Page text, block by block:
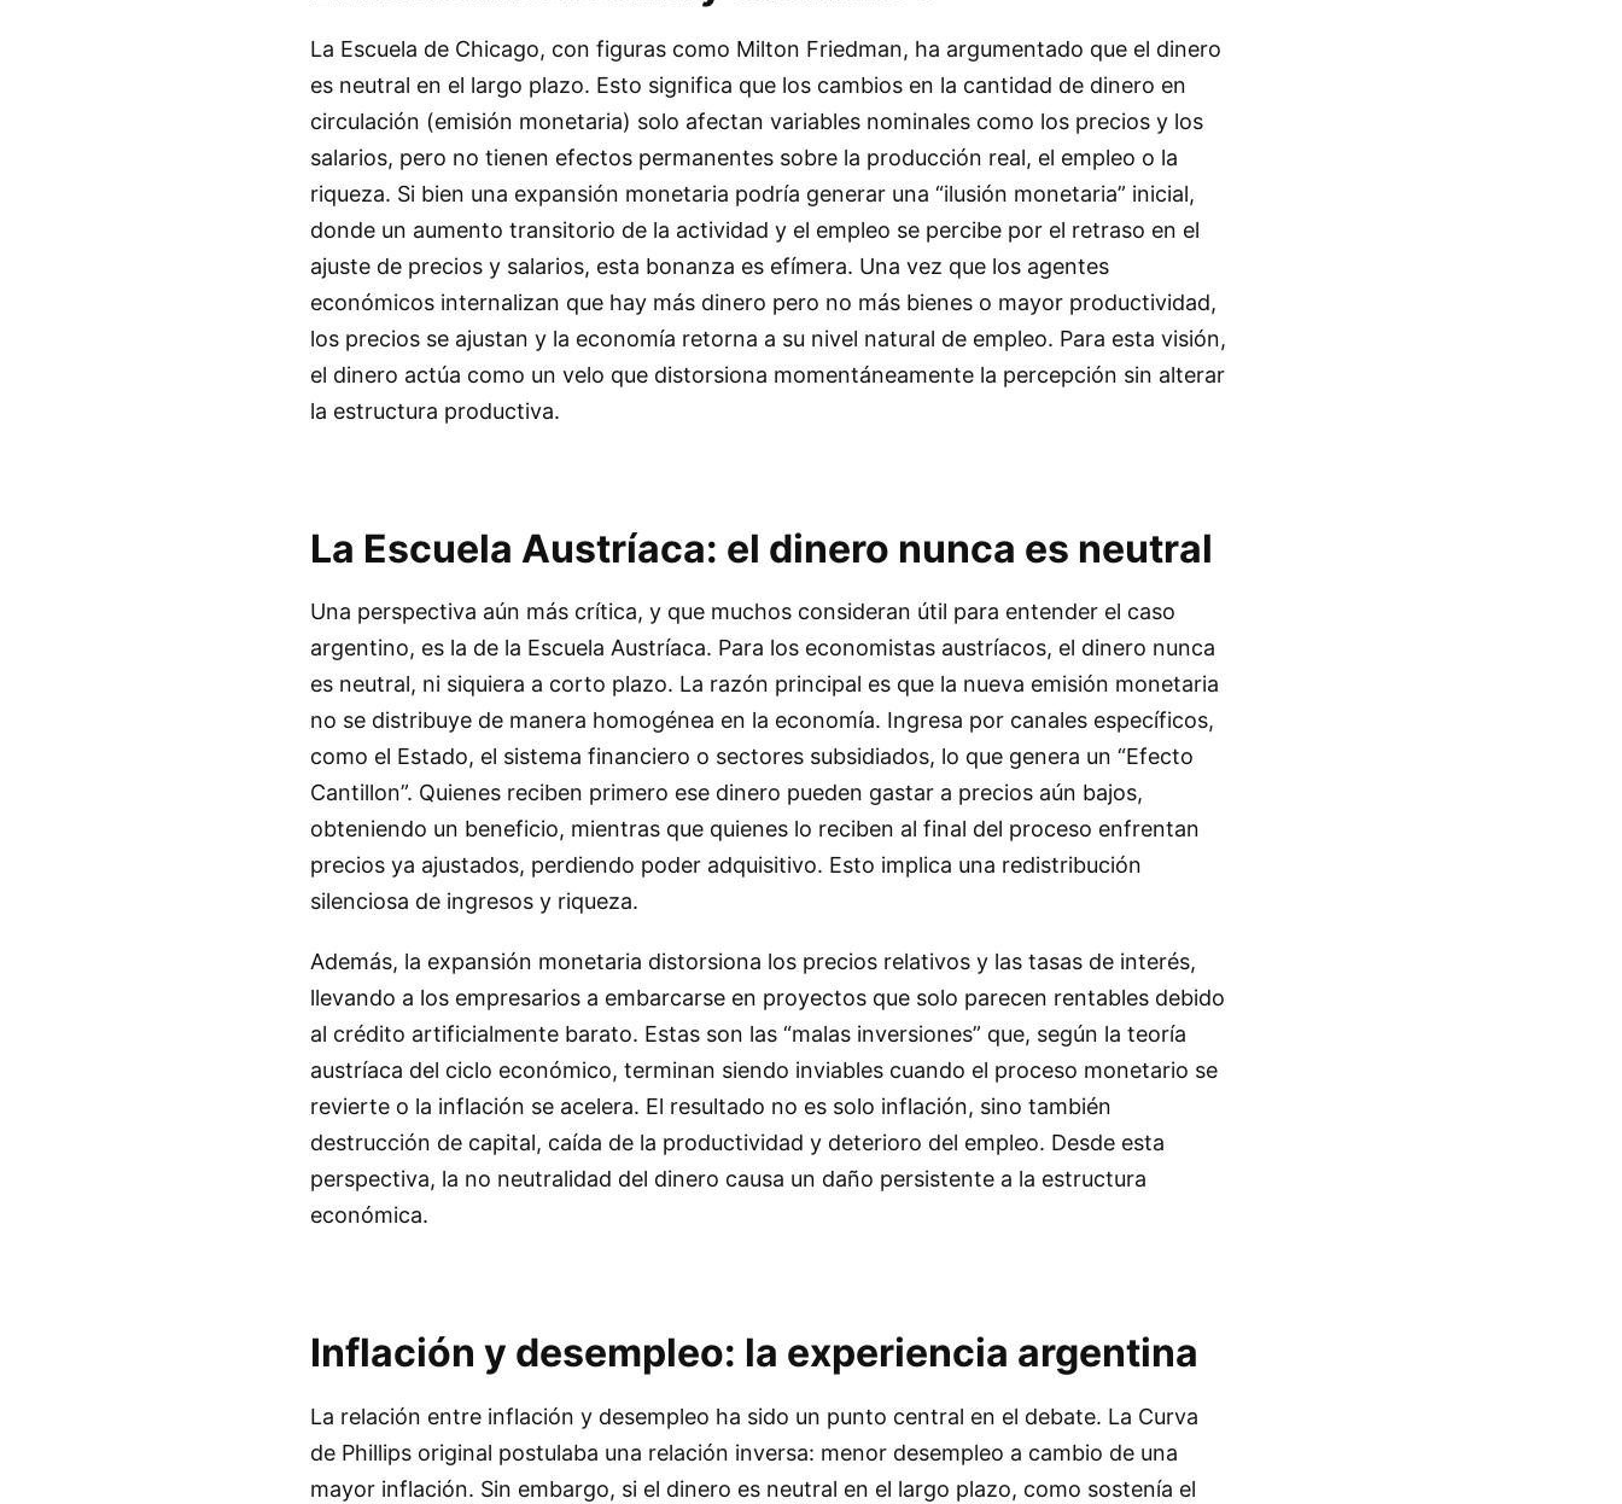
La Escuela de Chicago, con figuras como Milton Friedman, ha argumentado que el dinero
es neutral en el largo plazo. Esto significa que los cambios en la cantidad de dinero en
circulación (emisión monetaria) solo afectan variables nominales como los precios y los
salarios, pero no tienen efectos permanentes sobre la producción real, el empleo o la
riqueza. Si bien una expansión monetaria podría generar una “ilusión monetaria” inicial,
donde un aumento transitorio de la actividad y el empleo se percibe por el retraso en el
ajuste de precios y salarios, esta bonanza es efímera. Una vez que los agentes
económicos internalizan que hay más dinero pero no más bienes o mayor productividad,
los precios se ajustan y la economía retorna a su nivel natural de empleo. Para esta visión,
el dinero actúa como un velo que distorsiona momentáneamente la percepción sin alterar
la estructura productiva.
La Escuela Austríaca: el dinero nunca es neutral
Una perspectiva aún más crítica, y que muchos consideran útil para entender el caso
argentino, es la de la Escuela Austríaca. Para los economistas austríacos, el dinero nunca
es neutral, ni siquiera a corto plazo. La razón principal es que la nueva emisión monetaria
no se distribuye de manera homogénea en la economía. Ingresa por canales específicos,
como el Estado, el sistema financiero o sectores subsidiados, lo que genera un “Efecto
Cantillon”. Quienes reciben primero ese dinero pueden gastar a precios aún bajos,
obteniendo un beneficio, mientras que quienes lo reciben al final del proceso enfrentan
precios ya ajustados, perdiendo poder adquisitivo. Esto implica una redistribución
silenciosa de ingresos y riqueza.
Además, la expansión monetaria distorsiona los precios relativos y las tasas de interés,
llevando a los empresarios a embarcarse en proyectos que solo parecen rentables debido
al crédito artificialmente barato. Estas son las “malas inversiones” que, según la teoría
austríaca del ciclo económico, terminan siendo inviables cuando el proceso monetario se
revierte o la inflación se acelera. El resultado no es solo inflación, sino también
destrucción de capital, caída de la productividad y deterioro del empleo. Desde esta
perspectiva, la no neutralidad del dinero causa un daño persistente a la estructura
económica.
Inflación y desempleo: la experiencia argentina
La relación entre inflación y desempleo ha sido un punto central en el debate. La Curva
de Phillips original postulaba una relación inversa: menor desempleo a cambio de una
mayor inflación. Sin embargo, si el dinero es neutral en el largo plazo, como sostenía el